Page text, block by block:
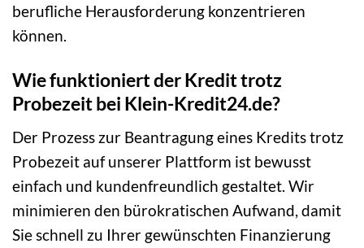
berufliche Herausforderung konzentrieren
können.
Wie funktioniert der Kredit trotz
Probezeit bei Klein-Kredit24.de?
Der Prozess zur Beantragung eines Kredits trotz
Probezeit auf unserer Plattform ist bewusst
einfach und kundenfreundlich gestaltet. Wir
minimieren den bürokratischen Aufwand, damit
Sie schnell zu Ihrer gewünschten Finanzierung